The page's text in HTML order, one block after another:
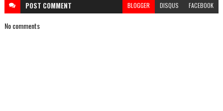
POST COMMENT BLOGGER DISQUS FACEBOOK
No comments